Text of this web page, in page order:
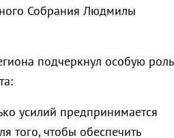
Собрания Людмилы
подчеркнул особую роль
усилий предпринимается
того, чтобы обеспечить